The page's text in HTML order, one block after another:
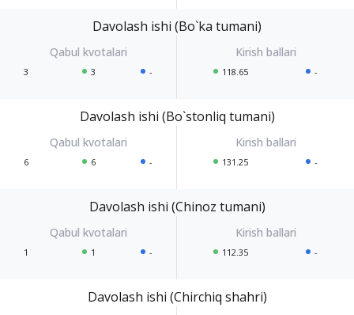
Davolash ishi (Bo`ka tumani)
3 3 - 118.65 -
Davolash ishi (Bo`stonliq tumani)
6 6 - 131.25 -
Davolash ishi (Chinoz tumani)
1 1 - 112.35 -
Davolash ishi (Chirchiq shahri)